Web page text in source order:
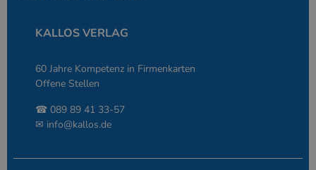
KALLOS VERLAG
60 Jahre Kompetenz in Firmenkarten
Offene Stellen
☎ 089 89 41 33-57
✉ info@kallos.de